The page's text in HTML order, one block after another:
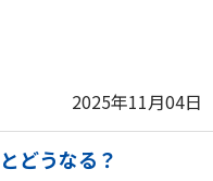
2025年11月04日
どうなる？